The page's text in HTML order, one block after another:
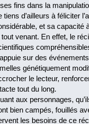
fins dans la
tiens d’ailleurs à féliciter
et sa capacité
tout venant. En effet, le
sur des
génétiquement
le lecteur,
tout du long.
aux personnages,
bien campés, fouillés
les besoins de ce